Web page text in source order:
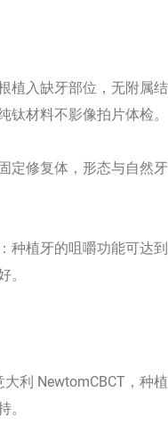
植入缺牙部位，无附属
钛材料不影像拍片体检。
定修复体，形态与自然
种植牙的咀嚼功能可达
。
利 NewtomCBCT，种
。